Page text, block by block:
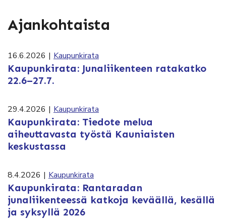
Ajankohtaista
16.6.2026 | Kaupunkirata
Kaupunkirata: Junaliikenteen ratakatko
22.6–27.7.
29.4.2026 | Kaupunkirata
Kaupunkirata: Tiedote melua
aiheuttavasta työstä Kauniaisten
keskustassa
8.4.2026 | Kaupunkirata
Kaupunkirata: Rantaradan
junaliikenteessä katkoja keväällä, kesällä
ja syksyllä 2026